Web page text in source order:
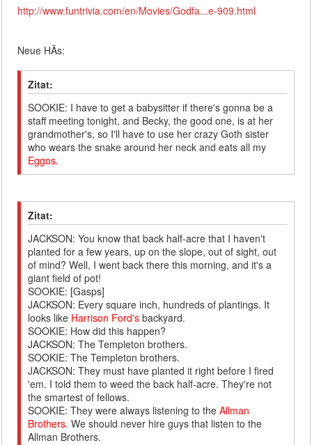
http://www.funtrivia.com/en/Movies/Godfa...e-909.html
Neue HÃs:
Zitat:
SOOKIE: I have to get a babysitter if there's gonna be a
staff meeting tonight, and Becky, the good one, is at her
grandmother's, so I'll have to use her crazy Goth sister
who wears the snake around her neck and eats all my
Eggos.
Zitat:
JACKSON: You know that back half-acre that I haven't
planted for a few years, up on the slope, out of sight, out
of mind? Well, I went back there this morning, and it's a
giant field of pot!
SOOKIE: [Gasps]
JACKSON: Every square inch, hundreds of plantings. It
looks like Harrison Ford's backyard.
SOOKIE: How did this happen?
JACKSON: The Templeton brothers.
SOOKIE: The Templeton brothers.
JACKSON: They must have planted it right before I fired
'em. I told them to weed the back half-acre. They're not
the smartest of fellows.
SOOKIE: They were always listening to theAllman
Brothers. We should never hire guys that listen to the
Allman Brothers.